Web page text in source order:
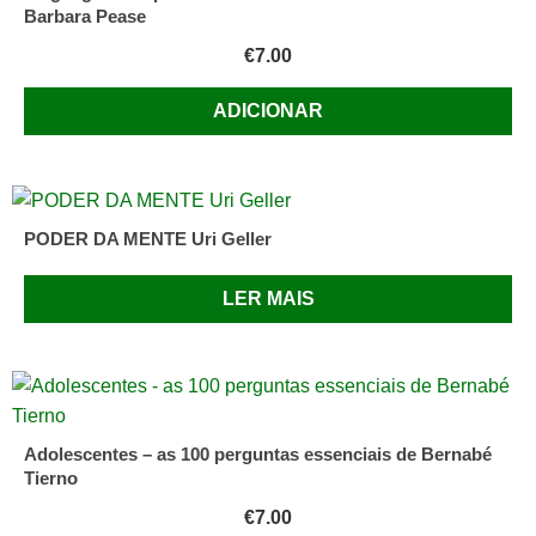
Barbara Pease
€7.00
ADICIONAR
PODER DA MENTE Uri Geller
LER MAIS
Adolescentes – as 100 perguntas essenciais de Bernabé
Tierno
€7.00